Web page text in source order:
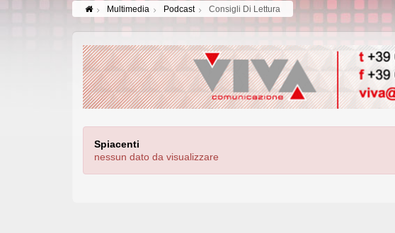
Multimedia Podcast Consigli Di Lettura
Spiacenti
nessun dato da visualizzare